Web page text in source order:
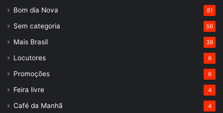
Bom dia Nova 81
Sem categoria 56
Mais Brasil 39
Locutores 6
Promoções 6
Feira livre 4
Café da Manhã 4